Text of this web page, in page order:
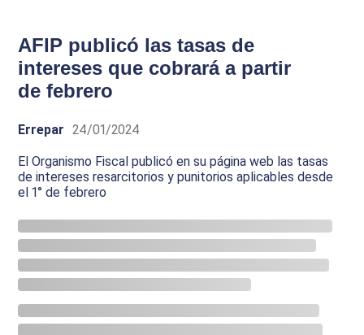
AFIP publicó las tasas de
intereses que cobrará a partir
de febrero
Errepar 24/01/2024
El Organismo Fiscal publicó en su página web las tasas
de intereses resarcitorios y punitorios aplicables desde
el 1° de febrero